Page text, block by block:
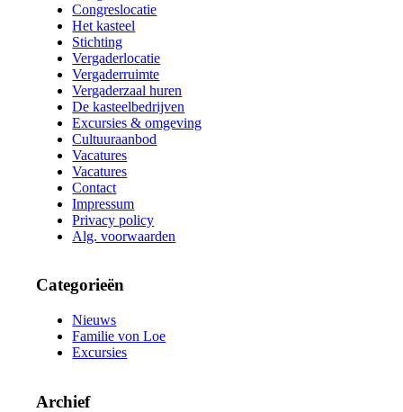
Congreslocatie
Het kasteel
Stichting
Vergaderlocatie
Vergaderruimte
Vergaderzaal huren
De kasteelbedrijven
Excursies & omgeving
Cultuuraanbod
Vacatures
Vacatures
Contact
Impressum
Privacy policy
Alg. voorwaarden
Categorieën
Nieuws
Familie von Loe
Excursies
Archief